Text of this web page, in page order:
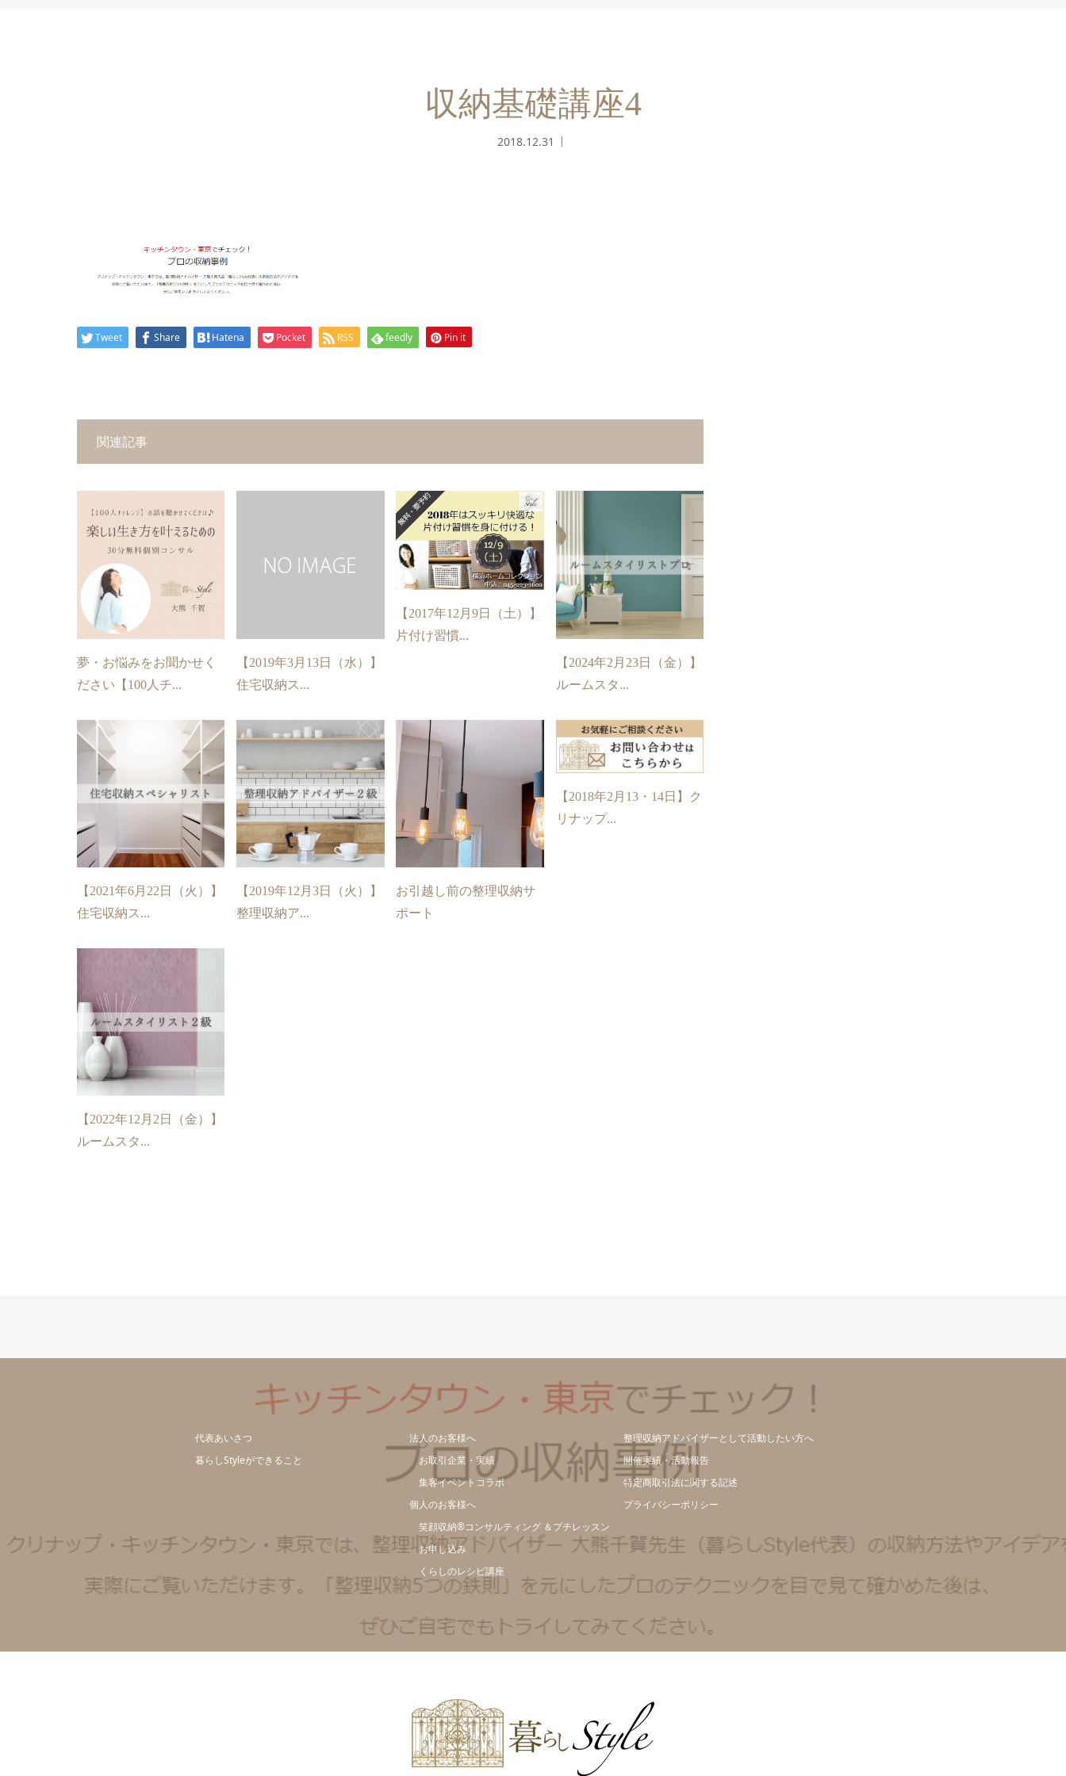
収納基礎講座4
2018.12.31
Tweet Share Hatena Pocket RSS feedly Pin it
関連記事
夢・お悩みをお聞かせく
ださい【100人チ...
【2019年3月13日（水）】
住宅収納ス...
【2017年12月9日（土）】
片付け習慣...
【2024年2月23日（金）】
ルームスタ...
【2021年6月22日（火）】
住宅収納ス...
【2019年12月3日（火）】
整理収納ア...
お引越し前の整理収納サ
ポート
【2018年2月13・14日】ク
リナップ...
【2022年12月2日（金）】
ルームスタ...
代表あいさつ
暮らしStyleができること
法人のお客様へ
お取引企業・実績
集客イベントコラボ
個人のお客様へ
笑顔収納®コンサルティング ＆プチレッスン
お申し込み
くらしのレシピ講座
整理収納アドバイザーとして活動したい方へ
開催実績・活動報告
特定商取引法に関する記述
プライバシーポリシー